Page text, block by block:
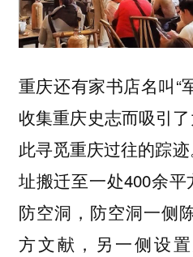
重庆还有家书店名叫“
收集重庆史志而吸引
此寻觅重庆过往的踪
址搬迁至一处400余
防空洞，防空洞一侧
方文献，另一侧设